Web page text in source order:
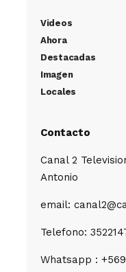
Videos
Ahora
Destacadas
Imagen
Locales
Contacto
Canal 2
Antonio
email:
Telefono:
Whatsapp :